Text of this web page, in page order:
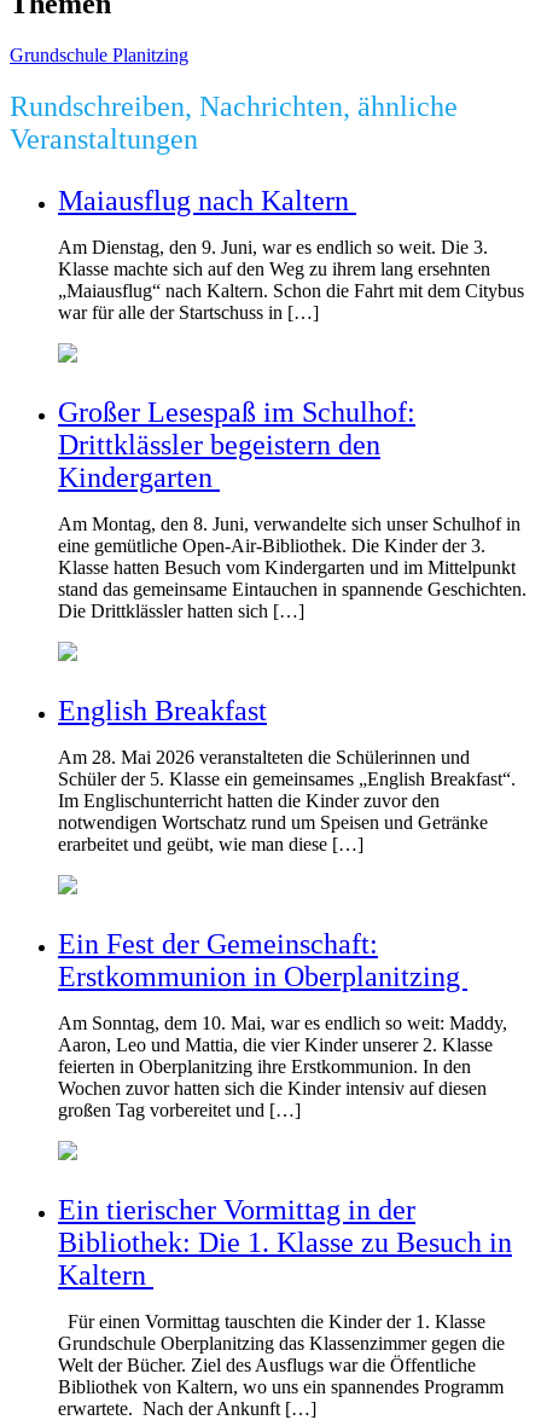
Grundschule Planitzing
Rundschreiben, Nachrichten, ähnliche
Veranstaltungen
Maiausflug nach Kaltern
Am Dienstag, den 9. Juni, war es endlich so weit. Die 3.
Klasse machte sich auf den Weg zu ihrem lang ersehnten
„Maiausflug“ nach Kaltern. Schon die Fahrt mit dem Citybus
war für alle der Startschuss in […]
Großer Lesespaß im Schulhof:
Drittklässler begeistern den
Kindergarten
Am Montag, den 8. Juni, verwandelte sich unser Schulhof in
eine gemütliche Open-Air-Bibliothek. Die Kinder der 3.
Klasse hatten Besuch vom Kindergarten und im Mittelpunkt
stand das gemeinsame Eintauchen in spannende Geschichten.
Die Drittklässler hatten sich […]
English Breakfast
Am 28. Mai 2026 veranstalteten die Schülerinnen und
Schüler der 5. Klasse ein gemeinsames „English Breakfast“.
Im Englischunterricht hatten die Kinder zuvor den
notwendigen Wortschatz rund um Speisen und Getränke
erarbeitet und geübt, wie man diese […]
Ein Fest der Gemeinschaft:
Erstkommunion in Oberplanitzing
Am Sonntag, dem 10. Mai, war es endlich so weit: Maddy,
Aaron, Leo und Mattia, die vier Kinder unserer 2. Klasse
feierten in Oberplanitzing ihre Erstkommunion. In den
Wochen zuvor hatten sich die Kinder intensiv auf diesen
großen Tag vorbereitet und […]
Ein tierischer Vormittag in der
Bibliothek: Die 1. Klasse zu Besuch in
Kaltern
Für einen Vormittag tauschten die Kinder der 1. Klasse
Grundschule Oberplanitzing das Klassenzimmer gegen die
Welt der Bücher. Ziel des Ausflugs war die Öffentliche
Bibliothek von Kaltern, wo uns ein spannendes Programm
erwartete. Nach der Ankunft […]